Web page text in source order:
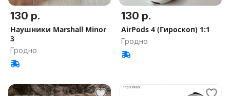
130 р.
Наушники Marshall Minor
3
Гродно
130 р.
AirPods 4 (Гироскоп) 1:1
Гродно